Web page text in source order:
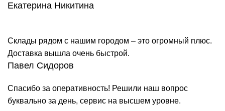
Екатерина Никитина
Склады рядом с нашим городом – это огромный плюс.
Доставка вышла очень быстрой.
Павел Сидоров
Спасибо за оперативность! Решили наш вопрос
буквально за день, сервис на высшем уровне.